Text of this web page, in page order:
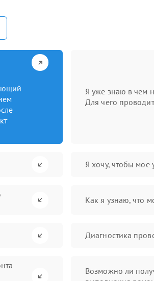
Я уже знаю в чем
Для чего
Я хочу, чтобы мое
Как я узнаю, что
Диагностика
Возможно ли